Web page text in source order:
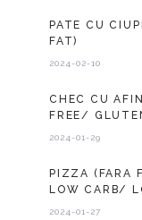
PATE CU
FAT)
2024-02-10
CHEC CU
FREE/
2024-01-29
PIZZA (FARA
LOW CARB/
2024-01-27